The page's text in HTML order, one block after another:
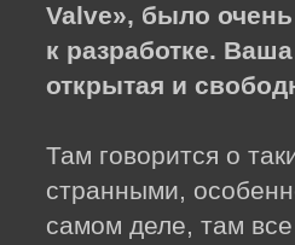
Valve», было
к разработке.
открытая и
Там говорится о
странными,
самом деле, там